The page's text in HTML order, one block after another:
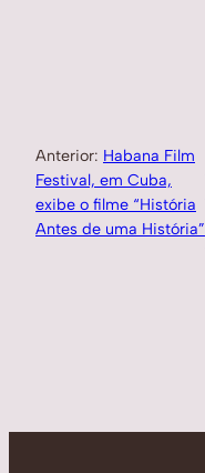
Anterior: Habana Film
Festival, em Cuba,
exibe o filme “História
Antes de uma História”